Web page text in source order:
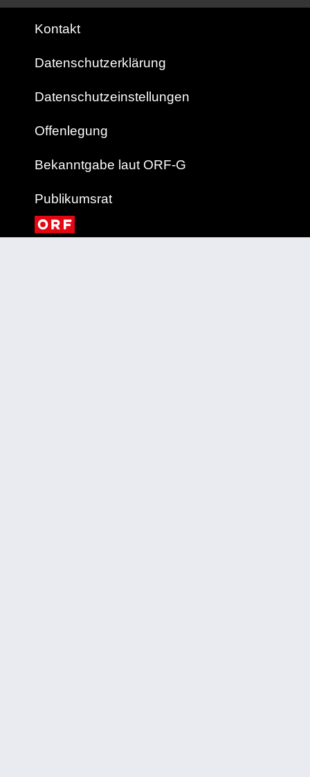
Kontakt
Datenschutzerklärung
Datenschutzeinstellungen
Offenlegung
Bekanntgabe laut ORF-G
Publikumsrat